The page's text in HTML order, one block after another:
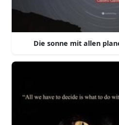
Die sonne mit allen